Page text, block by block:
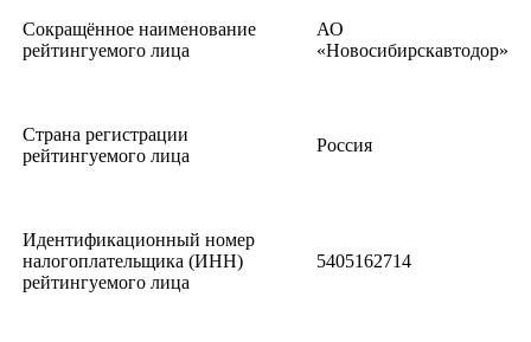
Сокращённое наименование
рейтингуемого лица
АО
«Новосибирскавтодор»
Страна регистрации
рейтингуемого лица
Россия
Идентификационный номер
налогоплательщика (ИНН)
рейтингуемого лица
5405162714